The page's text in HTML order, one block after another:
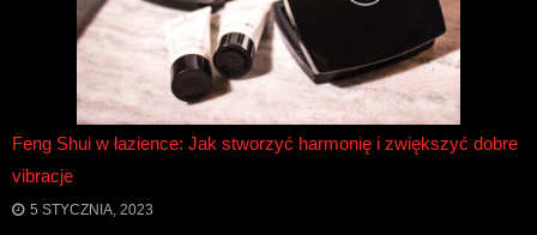
Feng Shui w łazience: Jak stworzyć harmonię i zwiększyć dobre
vibracje
5 STYCZNIA, 2023